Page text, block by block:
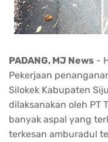
PADANG, MJ News -
Pekerjaan
Silokek Kabupaten
dilaksanakan oleh PT
banyak aspal yang
terkesan amburadul